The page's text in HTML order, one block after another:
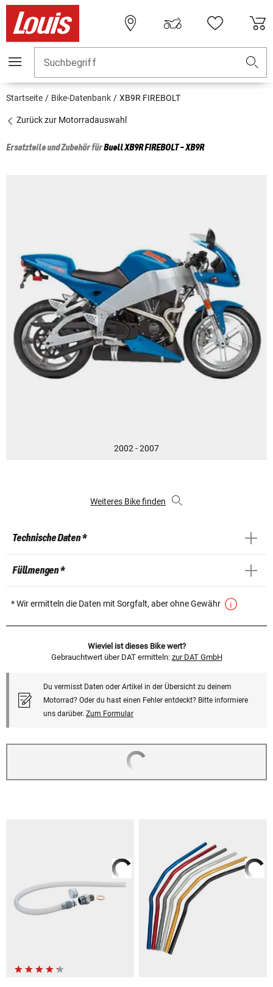
Suchbegriff
Startseite Bike-Datenbank XB9R FIREBOLT
Zurück zur Motorradauswahl
Ersatzteile und Zubehör fürBuellXB9R FIREBOLT - XB9R
2002 - 2007
Weiteres Bike finden
Technische Daten *
Füllmengen *
* Wir ermitteln die Daten mit Sorgfalt, aber ohne Gewähr
Wieviel ist dieses Bike wert?
Gebrauchtwert über DAT ermitteln: zur DAT GmbH
Du vermisst Daten oder Artikel in der Übersicht zu deinem
Motorrad? Oder du hast einen Fehler entdeckt? Bitte informiere
uns darüber. Zum Formular